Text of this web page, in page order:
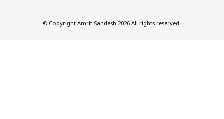
© Copyright Amrit Sandesh 2026 All rights reserved.